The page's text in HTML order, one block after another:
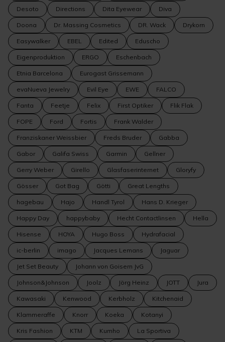
Desoto Directions Dita Eyewear Diva
Doona Dr. Massing Cosmetics DR. Wack Drykorn
Easywalker EBEL Edited Eduscho
Eigenproduktion ERGO Eschenbach
Etnia Barcelona Eurogast Grissemann
evaNueva Jewelry Evil Eye EWE FALCO
Fanta Feetje Felix First Optiker Flik Flak
FOPE Ford Fortis Frank Walder
Franziskaner Weissbier Freds Bruder Gabba
Gabor Galifa Swiss Garmin Gellner
Gerry Weber Girello Glasfaserinternet Gloryfy
Gösser Got Bag Götti Great Lengths
hagebau Hajo Handl Tyrol Hans D. Krieger
Happy Day happybaby Hecht Contactlinsen Hella
Hisense HOYA Hugo Boss Hydrafacial
ic-berlin imago Jacques Lemans Jaguar
Jet Set Beauty Johann von Goisern JvG
Johnson&Johnson Joolz Jörg Heinz JOTT Jura
Kawasaki Kenwood Kerbholz Kitchenaid
Klammeraffe Knorr Koeka Kotanyi
Kris Fashion KTM Kumho La Sportiva